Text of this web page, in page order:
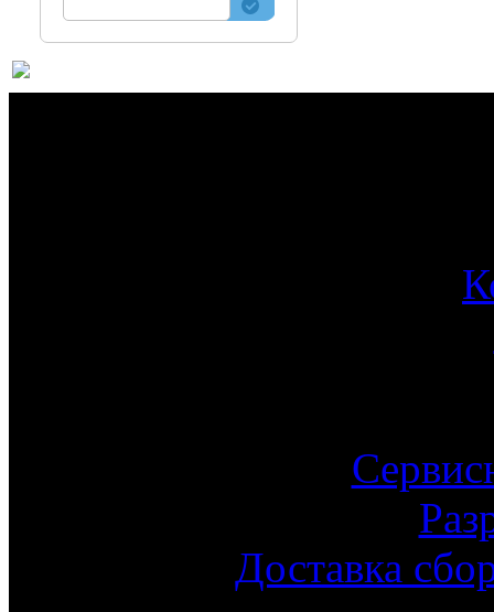
Доставка